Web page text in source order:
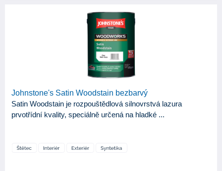
Johnstone's Satin Woodstain bezbarvý
Satin Woodstain je rozpouštědlová silnovrstvá lazura
prvotřídní kvality, speciálně určená na hladké ...